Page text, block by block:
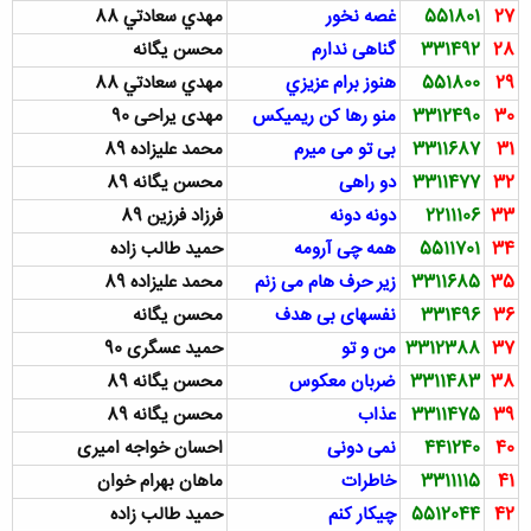
27
551801 غصه نخور
مهدي سعادتي 88
28
331492 گناهی ندارم
محسن یگانه
29
551800 هنوز برام عزيزي
مهدي سعادتي 88
30
3312490 منو رها کن ريميکس
مهدی یراحی 90
31
3311687 بی تو می میرم
محمد علیزاده 89
32
3311477 دو راهی
محسن يگانه 89
33
2211106 دونه دونه
فرزاد فرزین 89
34
5511701 همه چی آرومه
حمید طالب زاده
35
3311685 زیر حرف هام می زنم
محمد علیزاده 89
36
331496 نفسهای بی هدف
محسن یگانه
37
3312388 من و تو
حمید عسگری 90
38
3311483 ضربان معکوس
محسن يگانه 89
39
3311475 عذاب
محسن يگانه 89
40
441240 نمی دونی
احسان خواجه امیری
41
3311115 خاطرات
ماهان بهرام خوان
42
5512044 چیکار کنم
حمید طالب زاده